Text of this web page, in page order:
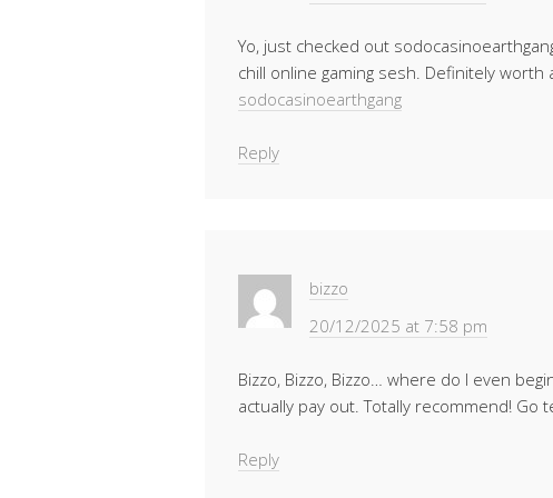
Yo, just checked out
chill online gaming sesh. Definitely
sodocasinoearthgang
Reply
bizzo
20/12/2025 at 7:58 pm
Bizzo, Bizzo, Bizzo… where do I even
actually pay out. Totally recommend! Go
Reply